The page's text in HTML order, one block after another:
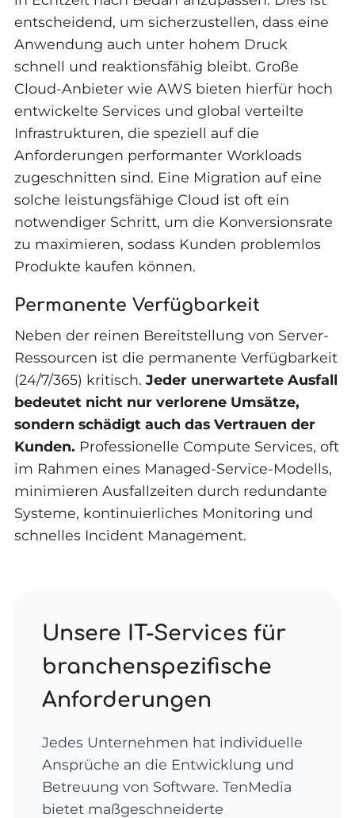
entscheidend, um sicherzustellen, dass eine
Anwendung auch unter hohem Druck
schnell und reaktionsfähig bleibt. Große
Cloud-Anbieter wie AWS bieten hierfür hoch
entwickelte Services und global verteilte
Infrastrukturen, die speziell auf die
Anforderungen performanter Workloads
zugeschnitten sind. Eine Migration auf eine
solche leistungsfähige Cloud ist oft ein
notwendiger Schritt, um die Konversionsrate
zu maximieren, sodass Kunden problemlos
Produkte kaufen können.
Permanente Verfügbarkeit
Neben der reinen Bereitstellung von Server-
Ressourcen ist die permanente Verfügbarkeit
(24/7/365) kritisch. Jeder unerwartete Ausfall
bedeutet nicht nur verlorene Umsätze,
sondern schädigt auch das Vertrauen der
Kunden. Professionelle Compute Services, oft
im Rahmen eines Managed-Service-Modells,
minimieren Ausfallzeiten durch redundante
Systeme, kontinuierliches Monitoring und
schnelles Incident Management.
Unsere IT-Services für
branchenspezifische
Anforderungen
Jedes Unternehmen hat individuelle
Ansprüche an die Entwicklung und
Betreuung von Software. TenMedia
bietet maßgeschneiderte